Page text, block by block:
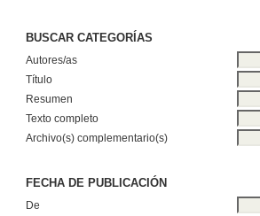
BUSCAR CATEGORÍAS
Autores/as
Título
Resumen
Texto completo
Archivo(s) complementario(s)
FECHA DE PUBLICACIÓN
De